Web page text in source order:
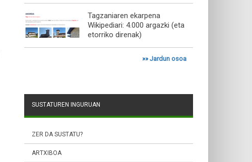
Tagzaniaren ekarpena
Wikipediari: 4.000 argazki (eta
etorriko direnak)
»»Jardun osoa
SUSTATUREN INGURUAN
ZER DA SUSTATU?
ARTXIBOA